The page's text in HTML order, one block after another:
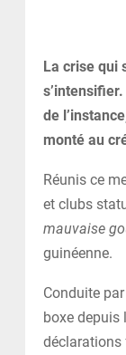
La crise qui
de
monté au
Réunis ce
et clubs
mauvaise
guinéenne.
Conduite
boxe depuis
déclarations